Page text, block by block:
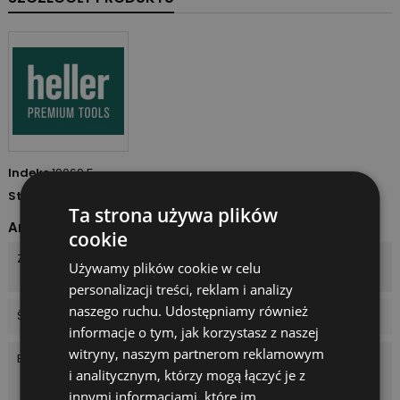
Indeks19069 5
Stan
Arkusz danych
Zastosowanie
Drewno i materiały
drewnopochodne
Średnica 10/13/16/19/22/25 mm
Elementy zestawu
1 x Zestaw wiertel piórowych
do drewna, 6 elementów,10-
25 mm.
Ta strona używa plików
cookie
Używamy plików cookie w celu
personalizacji treści, reklam i analizy
naszego ruchu. Udostępniamy również
informacje o tym, jak korzystasz z naszej
witryny, naszym partnerom reklamowym
i analitycznym, którzy mogą łączyć je z
innymi informacjami, które im